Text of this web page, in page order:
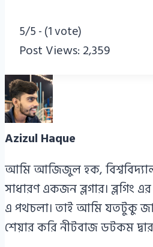
5/5 - (1 vote)
Post Views: 2,359
Azizul Haque
আমি আজিজুল হক,
সাধারণ একজন ব্লগার। ব্লগিং
এ পথচলা। তাই আমি যতটুকু
শেয়ার করি নীটবাজ ডটকম